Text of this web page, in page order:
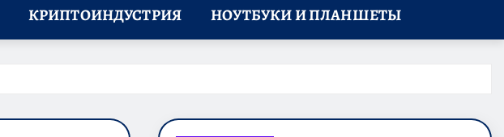
КРИПТОИНДУСТРИЯ НОУТБУКИ И ПЛАНШЕТЫ